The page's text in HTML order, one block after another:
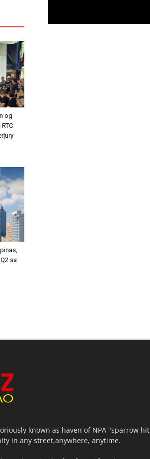
og
sa
known as haven of NPA "sparrow hit
in any street,anywhere, anytime.